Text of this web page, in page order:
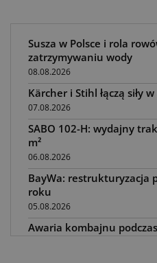
Susza w Polsce i rola
zatrzymywaniu wody
08.08.2026
Kärcher i Stihl łączą siły
07.08.2026
SABO 102-H: wydajny
m²
06.08.2026
BayWa: restrukturyzacja
roku
05.08.2026
Awaria kombajnu